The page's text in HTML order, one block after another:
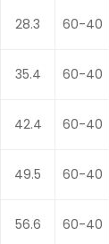
28.3 60-40
35.4 60-40
42.4 60-40
49.5 60-40
56.6 60-40